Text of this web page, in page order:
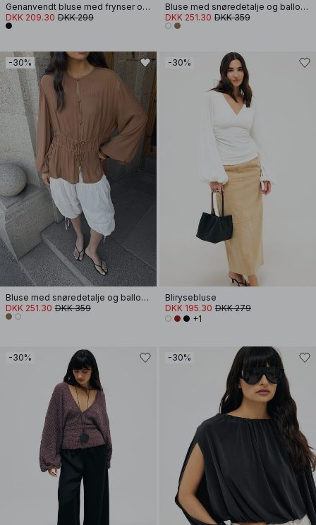
Genanvendt bluse med frynser og rynker og lange ærmer
DKK 209.30 DKK 299
Bluse med snøredetalje og ballonærmer
DKK 251.30 DKK 359
-30%
Bluse med snøredetalje og ballonærmer
DKK 251.30 DKK 359
-30%
Blirysebluse
DKK 195.30 DKK 279
+1
-30% -30%